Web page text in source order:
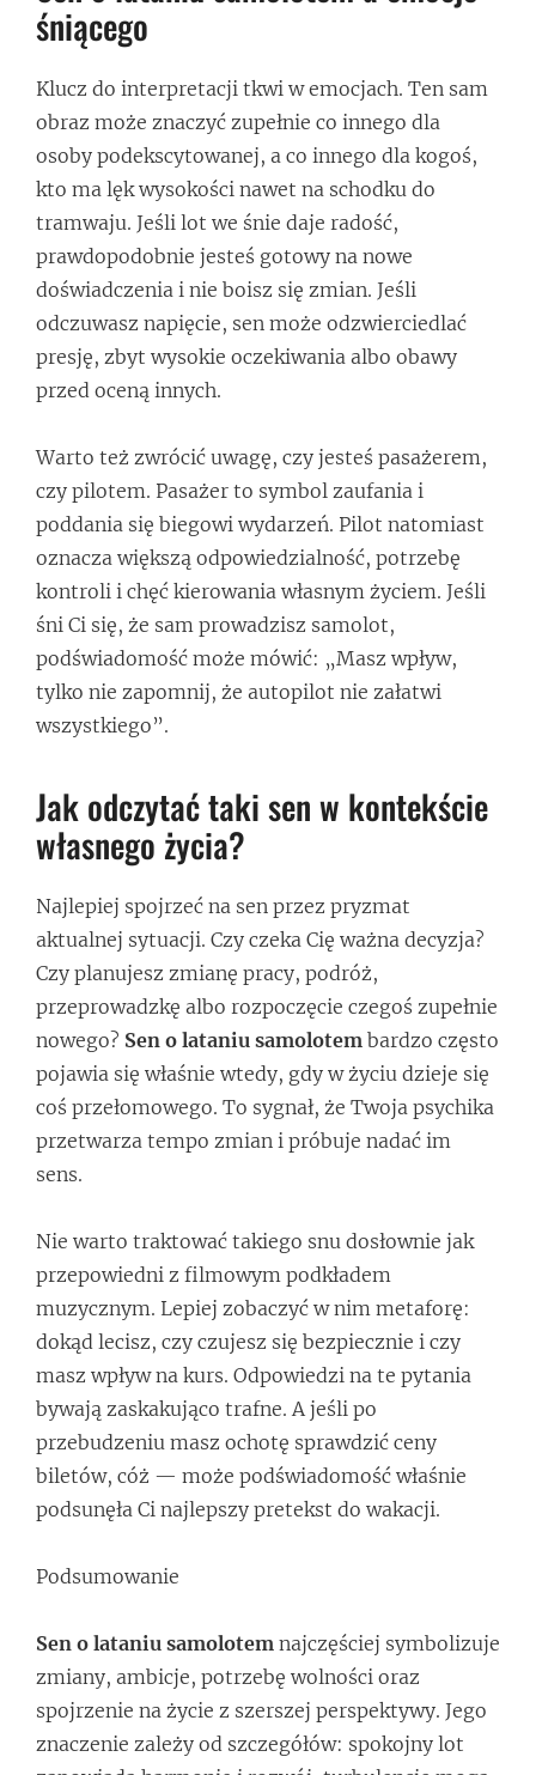
śniącego
Klucz do interpretacji tkwi w emocjach. Ten sam
obraz może znaczyć zupełnie co innego dla
osoby podekscytowanej, a co innego dla kogoś,
kto ma lęk wysokości nawet na schodku do
tramwaju. Jeśli lot we śnie daje radość,
prawdopodobnie jesteś gotowy na nowe
doświadczenia i nie boisz się zmian. Jeśli
odczuwasz napięcie, sen może odzwierciedlać
presję, zbyt wysokie oczekiwania albo obawy
przed oceną innych.
Warto też zwrócić uwagę, czy jesteś pasażerem,
czy pilotem. Pasażer to symbol zaufania i
poddania się biegowi wydarzeń. Pilot natomiast
oznacza większą odpowiedzialność, potrzebę
kontroli i chęć kierowania własnym życiem. Jeśli
śni Ci się, że sam prowadzisz samolot,
podświadomość może mówić: „Masz wpływ,
tylko nie zapomnij, że autopilot nie załatwi
wszystkiego”.
Jak odczytać taki sen w kontekście
własnego życia?
Najlepiej spojrzeć na sen przez pryzmat
aktualnej sytuacji. Czy czeka Cię ważna decyzja?
Czy planujesz zmianę pracy, podróż,
przeprowadzkę albo rozpoczęcie czegoś zupełnie
nowego? Sen o lataniu samolotem bardzo często
pojawia się właśnie wtedy, gdy w życiu dzieje się
coś przełomowego. To sygnał, że Twoja psychika
przetwarza tempo zmian i próbuje nadać im
sens.
Nie warto traktować takiego snu dosłownie jak
przepowiedni z filmowym podkładem
muzycznym. Lepiej zobaczyć w nim metaforę:
dokąd lecisz, czy czujesz się bezpiecznie i czy
masz wpływ na kurs. Odpowiedzi na te pytania
bywają zaskakująco trafne. A jeśli po
przebudzeniu masz ochotę sprawdzić ceny
biletów, cóż — może podświadomość właśnie
podsunęła Ci najlepszy pretekst do wakacji.
Podsumowanie
Sen o lataniu samolotem najczęściej symbolizuje
zmiany, ambicje, potrzebę wolności oraz
spojrzenie na życie z szerszej perspektywy. Jego
znaczenie zależy od szczegółów: spokojny lot